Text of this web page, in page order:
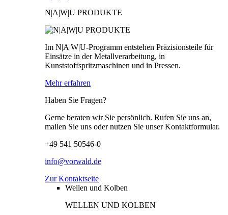
N|A|W|U PRODUKTE
Im N|A|W|U-Programm entstehen Präzisionsteile für
Einsätze in der Metallverarbeitung, in
Kunststoffspritzmaschinen und in Pressen.
Mehr erfahren
Haben Sie Fragen?
Gerne beraten wir Sie persönlich. Rufen Sie uns an,
mailen Sie uns oder nutzen Sie unser Kontaktformular.
+49 541 50546-0
info@vorwald.de
Zur Kontaktseite
Wellen und Kolben
WELLEN UND KOLBEN